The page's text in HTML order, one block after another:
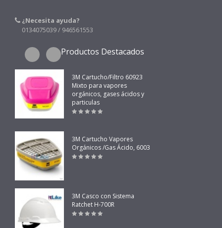
¿Necesita ayuda?
0134075039 / 946561553
Productos Destacados
3M Cartucho/Filtro 60923
Mixto para vapores
orgánicos, gases ácidos y
particulas
3M Cartucho Vapores
Orgánicos /Gas Ácido, 6003
3M Casco con Sistema
Ratchet H-700R